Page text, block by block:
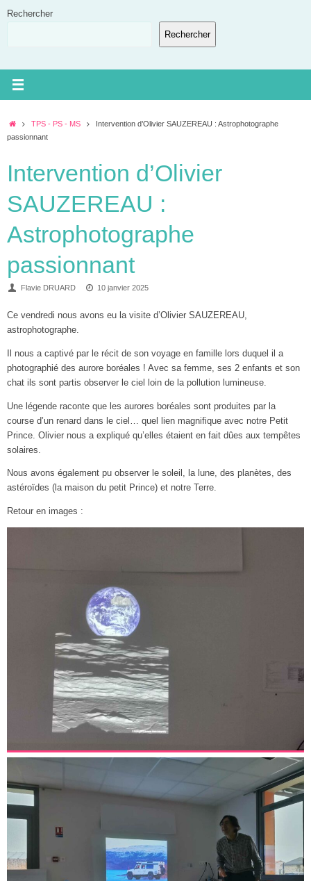
Rechercher
Rechercher
AccueilTPS - PS - MS
Intervention d’Olivier SAUZEREAU : Astrophotographe
passionnant
Intervention d’Olivier
SAUZEREAU :
Astrophotographe
passionnant
Flavie DRUARD 10 janvier 2025
Ce vendredi nous avons eu la visite d’Olivier SAUZEREAU,
astrophotographe.
Il nous a captivé par le récit de son voyage en famille lors duquel il a
photographié des aurore boréales ! Avec sa femme, ses 2 enfants et son
chat ils sont partis observer le ciel loin de la pollution lumineuse.
Une légende raconte que les aurores boréales sont produites par la
course d’un renard dans le ciel… quel lien magnifique avec notre Petit
Prince. Olivier nous a expliqué qu’elles étaient en fait dûes aux tempêtes
solaires.
Nous avons également pu observer le soleil, la lune, des planètes, des
astéroïdes (la maison du petit Prince) et notre Terre.
Retour en images :